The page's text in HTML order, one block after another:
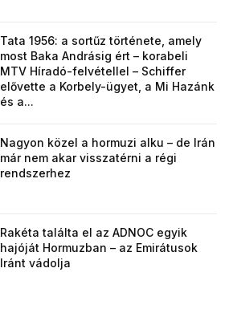
Tata 1956: a sortűz története, amely
most Baka Andrásig ért – korabeli
MTV Híradó-felvétellel – Schiffer
elővette a Korbely-ügyet, a Mi Hazánk
és a...
Nagyon közel a hormuzi alku – de Irán
már nem akar visszatérni a régi
rendszerhez
Rakéta találta el az ADNOC egyik
hajóját Hormuzban – az Emirátusok
Iránt vádolja